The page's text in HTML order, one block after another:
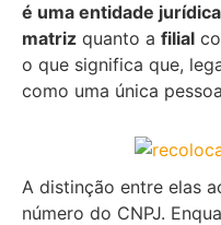
é uma entidade
matriz quanto a filial
o que significa que,
como uma única
A distinção entre elas
número do CNPJ.